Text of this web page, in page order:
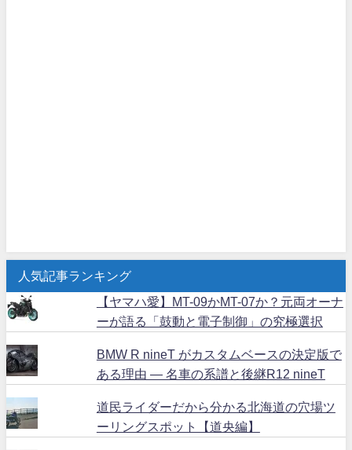
人気記事ランキング
【ヤマハ愛】MT-09かMT-07か？元両オーナ
ーが語る「鼓動と電子制御」の究極選択
BMW R nineT がカスタムベースの決定版で
ある理由 ― 名車の系譜と後継R12 nineT
道民ライダーだから分かる北海道の穴場ツ
ーリングスポット【道央編】